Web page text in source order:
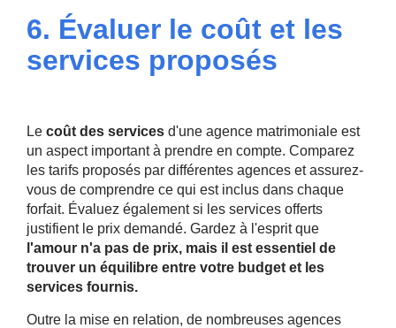
6. Évaluer le coût et les
services proposés
Le coût des services d'une agence matrimoniale est
un aspect important à prendre en compte. Comparez
les tarifs proposés par différentes agences et assurez-
vous de comprendre ce qui est inclus dans chaque
forfait. Évaluez également si les services offerts
justifient le prix demandé. Gardez à l'esprit que
l'amour n'a pas de prix, mais il est essentiel de
trouver un équilibre entre votre budget et les
services fournis.
Outre la mise en relation, de nombreuses agences